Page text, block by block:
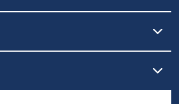
買い上げで送料無料
ては
いてはご利用ガイドを
施中！
利用いただけるよう、サイズ交換の受付期